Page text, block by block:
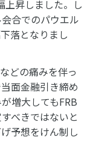
上昇しました。し
合でのパウエル
落となりまし
どの痛みを伴っ
面金融引き締め
増大してもFRB
べきではないと
予想をけん制し